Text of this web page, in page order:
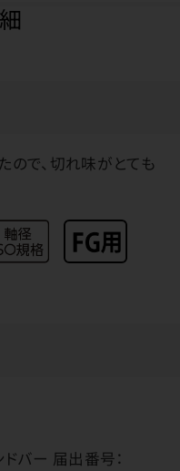
ので、切れ味がとても
バー 届出番号：